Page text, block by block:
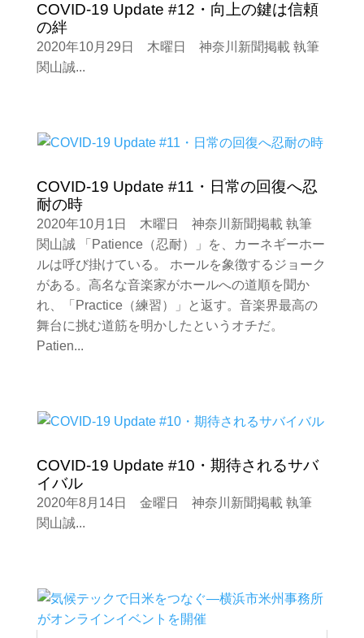
COVID-19 Update #12・向上の鍵は信頼
の絆
2020年10月29日 木曜日 神奈川新聞掲載 執筆
関山誠...
COVID-19 Update #11・日常の回復へ忍
耐の時
2020年10月1日 木曜日 神奈川新聞掲載 執筆
関山誠 「Patience（忍耐）」を、カーネギーホー
ルは呼び掛けている。 ホールを象徴するジョーク
がある。高名な音楽家がホールへの道順を聞か
れ、「Practice（練習）」と返す。音楽界最高の
舞台に挑む道筋を明かしたというオチだ。
Patien...
COVID-19 Update #10・期待されるサバ
イバル
2020年8月14日 金曜日 神奈川新聞掲載 執筆
関山誠...